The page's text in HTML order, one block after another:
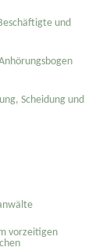
und
Scheidung und
vorzeitigen